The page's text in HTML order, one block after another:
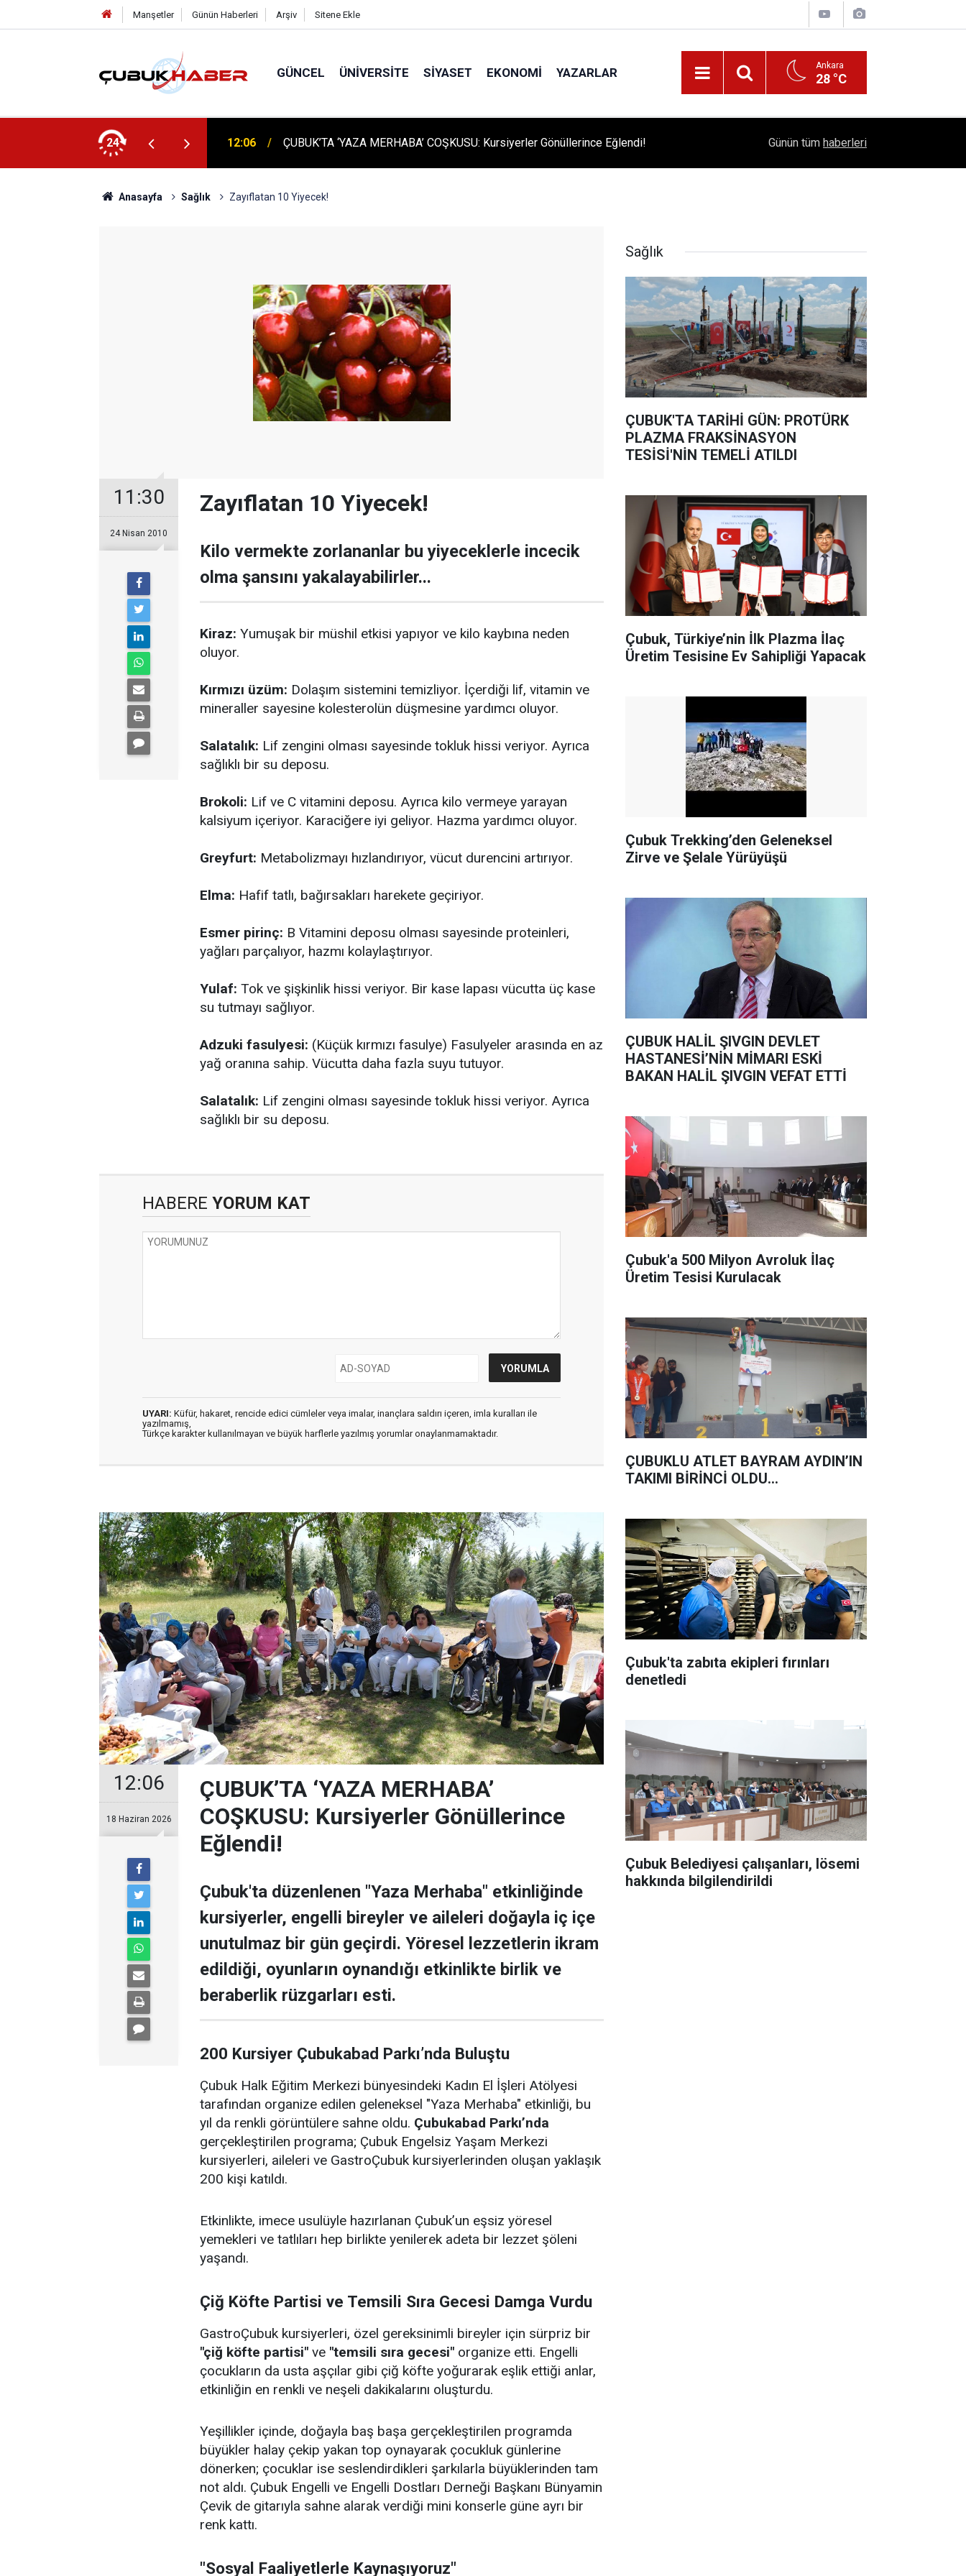
Manşetler Günün Haberleri Arşiv Sitene Ekle
GÜNCEL ÜNIVERSITE SIYASET EKONOMI YAZARLAR Ankara
28 °C
24
Eranıl Vizyonu 12:06 ÇUBUK’TA ‘YAZA MERHABA’ COŞKUSU: Kursiyerler Gönüllerince Eğlendi! 1504 Kep, Tek Bir Hedef: Bilim Kenti Çubuk
Günün tüm haberleri
Anasayfa Sağlık Zayıflatan 10 Yiyecek!
11:30
24 Nisan 2010
Zayıflatan 10 Yiyecek!
Kilo vermekte zorlananlar bu yiyeceklerle incecik
olma şansını yakalayabilirler...
Kiraz: Yumuşak bir müshil etkisi yapıyor ve kilo kaybına neden
oluyor.
Kırmızı üzüm: Dolaşım sistemini temizliyor. İçerdiği lif, vitamin ve
mineraller sayesine kolesterolün düşmesine yardımcı oluyor.
Salatalık: Lif zengini olması sayesinde tokluk hissi veriyor. Ayrıca
sağlıklı bir su deposu.
Brokoli: Lif ve C vitamini deposu. Ayrıca kilo vermeye yarayan
kalsiyum içeriyor. Karaciğere iyi geliyor. Hazma yardımcı oluyor.
Greyfurt: Metabolizmayı hızlandırıyor, vücut durencini artırıyor.
Elma: Hafif tatlı, bağırsakları harekete geçiriyor.
Esmer pirinç: B Vitamini deposu olması sayesinde proteinleri,
yağları parçalıyor, hazmı kolaylaştırıyor.
Yulaf: Tok ve şişkinlik hissi veriyor. Bir kase lapası vücutta üç kase
su tutmayı sağlıyor.
Adzuki fasulyesi: (Küçük kırmızı fasulye) Fasulyeler arasında en az
yağ oranına sahip. Vücutta daha fazla suyu tutuyor.
Salatalık: Lif zengini olması sayesinde tokluk hissi veriyor. Ayrıca
sağlıklı bir su deposu.
HABERE YORUM KAT
UYARI: Küfür, hakaret, rencide edici cümleler veya imalar, inançlara saldırı içeren, imla kuralları ile
yazılmamış,
Türkçe karakter kullanılmayan ve büyük harflerle yazılmış yorumlar onaylanmamaktadır.
12:06
18 Haziran 2026
ÇUBUK’TA ‘YAZA MERHABA’
COŞKUSU: Kursiyerler Gönüllerince
Eğlendi!
Çubuk'ta düzenlenen "Yaza Merhaba" etkinliğinde
kursiyerler, engelli bireyler ve aileleri doğayla iç içe
unutulmaz bir gün geçirdi. Yöresel lezzetlerin ikram
edildiği, oyunların oynandığı etkinlikte birlik ve
beraberlik rüzgarları esti.
200 Kursiyer Çubukabad Parkı’nda Buluştu
Çubuk Halk Eğitim Merkezi bünyesindeki Kadın El İşleri Atölyesi
tarafından organize edilen geleneksel "Yaza Merhaba" etkinliği, bu
yıl da renkli görüntülere sahne oldu. Çubukabad Parkı’nda
gerçekleştirilen programa; Çubuk Engelsiz Yaşam Merkezi
kursiyerleri, aileleri ve GastroÇubuk kursiyerlerinden oluşan yaklaşık
200 kişi katıldı.
Etkinlikte, imece usulüyle hazırlanan Çubuk’un eşsiz yöresel
yemekleri ve tatlıları hep birlikte yenilerek adeta bir lezzet şöleni
yaşandı.
Çiğ Köfte Partisi ve Temsili Sıra Gecesi Damga Vurdu
GastroÇubuk kursiyerleri, özel gereksinimli bireyler için sürpriz bir
"çiğ köfte partisi" ve "temsili sıra gecesi" organize etti. Engelli
çocukların da usta aşçılar gibi çiğ köfte yoğurarak eşlik ettiği anlar,
etkinliğin en renkli ve neşeli dakikalarını oluşturdu.
Yeşillikler içinde, doğayla baş başa gerçekleştirilen programda
büyükler halay çekip yakan top oynayarak çocukluk günlerine
dönerken; çocuklar ise seslendirdikleri şarkılarla büyüklerinden tam
not aldı. Çubuk Engelli ve Engelli Dostları Derneği Başkanı Bünyamin
Çevik de gitarıyla sahne alarak verdiği mini konserle güne ayrı bir
renk kattı.
"Sosyal Faaliyetlerle Kaynaşıyoruz"
Sağlık
ÇUBUK'TA TARİHİ GÜN: PROTÜRK
PLAZMA FRAKSİNASYON
TESİSİ'NİN TEMELİ ATILDI
Çubuk, Türkiye’nin İlk Plazma İlaç
Üretim Tesisine Ev Sahipliği Yapacak
Çubuk Trekking’den Geleneksel
Zirve ve Şelale Yürüyüşü
ÇUBUK HALİL ŞIVGIN DEVLET
HASTANESİ’NİN MİMARI ESKİ
BAKAN HALİL ŞIVGIN VEFAT ETTİ
Çubuk'a 500 Milyon Avroluk İlaç
Üretim Tesisi Kurulacak
ÇUBUKLU ATLET BAYRAM AYDIN’IN
TAKIMI BİRİNCİ OLDU...
Çubuk'ta zabıta ekipleri fırınları
denetledi
Çubuk Belediyesi çalışanları, lösemi
hakkında bilgilendirildi